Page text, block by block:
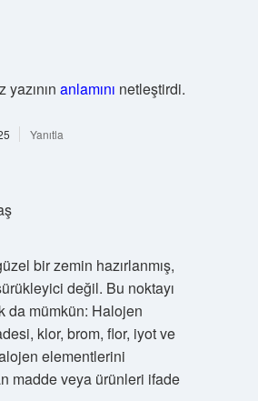
anlamını netleştirdi.
Yanıtla
bir zemin hazırlanmış,
değil. Bu noktayı
da mümkün: Halojen
klor, brom, flor, iyot ve
elementlerini
madde veya ürünleri ifade